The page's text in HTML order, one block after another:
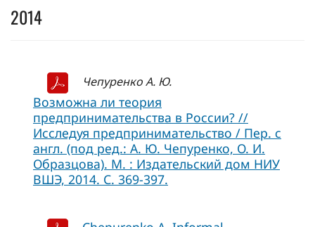
2014
Чепуренко А. Ю.
Возможна ли теория
предпринимательства в России? //
Исследуя предпринимательство / Пер. с
англ. (под ред.: А. Ю. Чепуренко, О. И.
Образцова). М. : Издательский дом НИУ
ВШЭ, 2014. С. 369-397.